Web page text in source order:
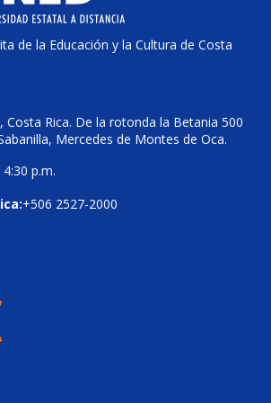
de la Educación y la Cultura de Costa
Costa Rica. De la rotonda la Betania 500
Mercedes de Montes de Oca.
p.m.
+506 2527-2000